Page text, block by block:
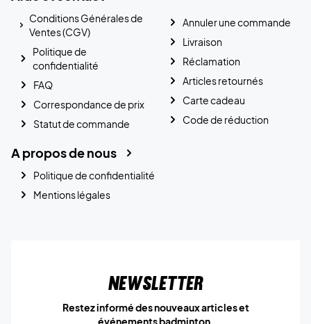
Conditions Générales de
Ventes (CGV)
Politique de
confidentialité
FAQ
Correspondance de prix
Statut de commande
Annuler une commande
Livraison
Réclamation
Articles retournés
Carte cadeau
Code de réduction
A propos de nous
Politique de confidentialité
Mentions légales
Newsletter
Restez informé des nouveaux articles et
événements badminton.